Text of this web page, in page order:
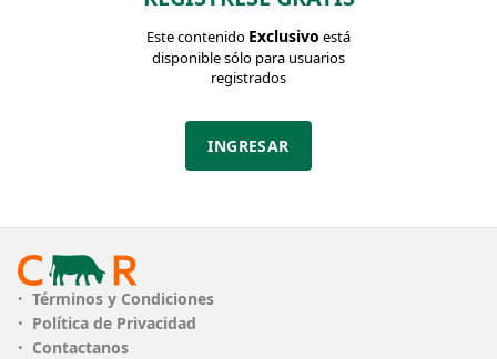
Identificador: #327364
Toros
Buenos Aires
96
VISUALIZACIONES
ClicData
Este contenido Exclusivo está
disponible sólo para usuarios
registrados
INGRESAR
Términos y Condiciones
Política de Privacidad
Contactanos